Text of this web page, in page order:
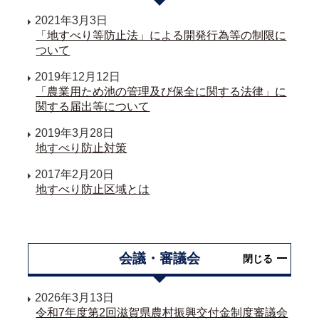
2021年3月3日
「地すべり等防止法」による開発行為等の制限に
ついて
2019年12月12日
「農業用ため池の管理及び保全に関する法律」に
関する届出等について
2019年3月28日
地すべり防止対策
2017年2月20日
地すべり防止区域とは
会議・審議会 閉じる
2026年3月13日
令和7年度第2回滋賀県農村振興交付金制度審議会